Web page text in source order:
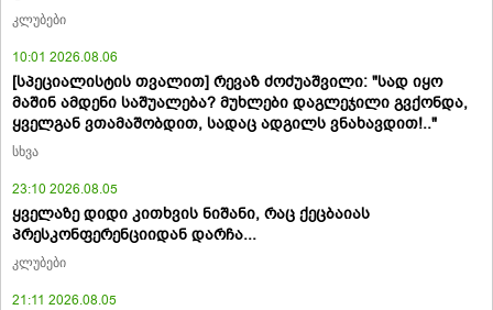
კლუბები
10:01 2026.08.06
[სპეციალისტის თვალით] რევაზ ძოძუაშვილი: "სად იყო
მაშინ ამდენი საშუალება? მუხლები დაგლეჯილი გვქონდა,
ყველგან ვთამაშობდით, სადაც ადგილს ვნახავდით!.."
სხვა
23:10 2026.08.05
ყველაზე დიდი კითხვის ნიშანი, რაც ქეცბაიას
პრესკონფერენციიდან დარჩა...
კლუბები
21:11 2026.08.05